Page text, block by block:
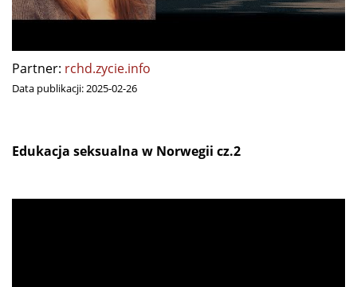
Partner: rchd.zycie.info
Data publikacji: 2025-02-26
Edukacja seksualna w Norwegii cz.2